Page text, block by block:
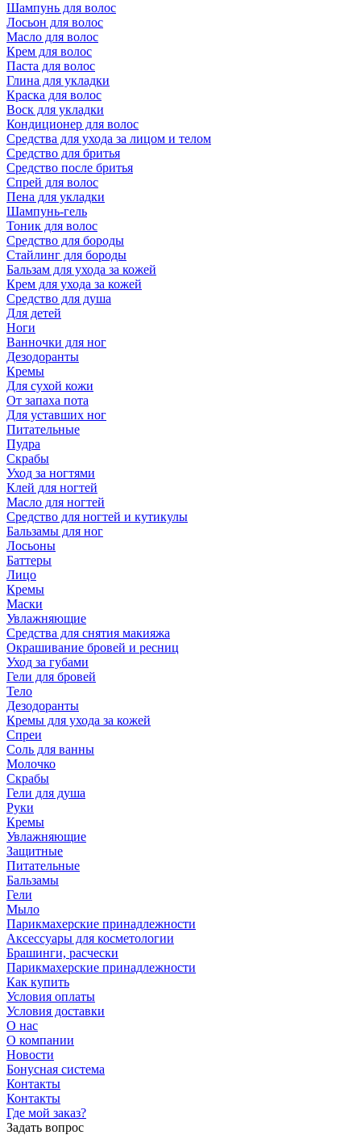
Шампунь для волос
Лосьон для волос
Масло для волос
Крем для волос
Паста для волос
Глина для укладки
Краска для волос
Воск для укладки
Кондиционер для волос
Средства для ухода за лицом и телом
Средство для бритья
Средство после бритья
Спрей для волос
Пена для укладки
Шампунь-гель
Тоник для волос
Средство для бороды
Стайлинг для бороды
Бальзам для ухода за кожей
Крем для ухода за кожей
Средство для душа
Для детей
Ноги
Ванночки для ног
Дезодоранты
Кремы
Для сухой кожи
От запаха пота
Для уставших ног
Питательные
Пудра
Скрабы
Уход за ногтями
Клей для ногтей
Масло для ногтей
Средство для ногтей и кутикулы
Бальзамы для ног
Лосьоны
Баттеры
Лицо
Кремы
Маски
Увлажняющие
Средства для снятия макияжа
Окрашивание бровей и ресниц
Уход за губами
Гели для бровей
Тело
Дезодоранты
Кремы для ухода за кожей
Спреи
Соль для ванны
Молочко
Скрабы
Гели для душа
Руки
Кремы
Увлажняющие
Защитные
Питательные
Бальзамы
Гели
Мыло
Парикмахерские принадлежности
Аксессуары для косметологии
Брашинги, расчески
Парикмахерские принадлежности
Как купить
Условия оплаты
Условия доставки
О нас
О компании
Новости
Бонусная система
Контакты
Контакты
Где мой заказ?
Задать вопрос